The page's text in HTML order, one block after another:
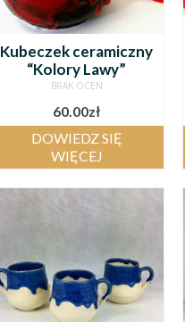
Kubeczek ceramiczny
“Kolory Lawy”
BRAK OCEN
60.00zł
DOWIEDZ SIĘ
WIĘCEJ